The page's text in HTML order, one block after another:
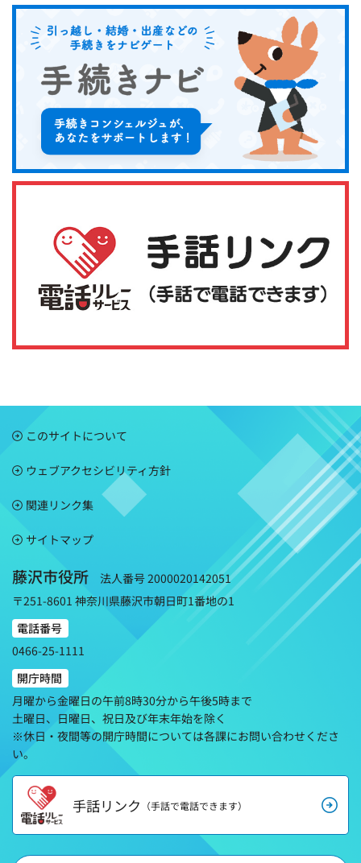
このサイトについて
ウェブアクセシビリティ方針
関連リンク集
サイトマップ
藤沢市役所
法人番号 2000020142051
〒251-8601 神奈川県藤沢市朝日町1番地の1
電話番号
0466-25-1111
開庁時間
月曜から金曜日の午前8時30分から午後5時まで
土曜日、日曜日、祝日及び年末年始を除く
※休日・夜間等の開庁時間については各課にお問い合わせくださ
い。
手話リンク （手話で電話できます）